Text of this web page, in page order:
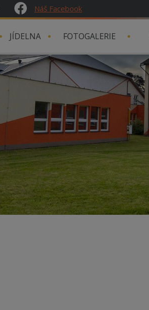
Náš Facebook
JÍDELNA FOTOGALERIE